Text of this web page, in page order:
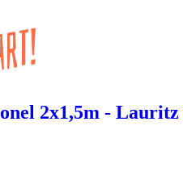
2x1,5m - Lauritz